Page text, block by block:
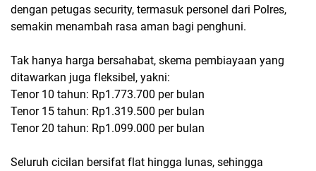
dengan petugas security, termasuk personel dari Polres,
semakin menambah rasa aman bagi penghuni.
Tak hanya harga bersahabat, skema pembiayaan yang
ditawarkan juga fleksibel, yakni:
Tenor 10 tahun: Rp1.773.700 per bulan
Tenor 15 tahun: Rp1.319.500 per bulan
Tenor 20 tahun: Rp1.099.000 per bulan
Seluruh cicilan bersifat flat hingga lunas, sehingga